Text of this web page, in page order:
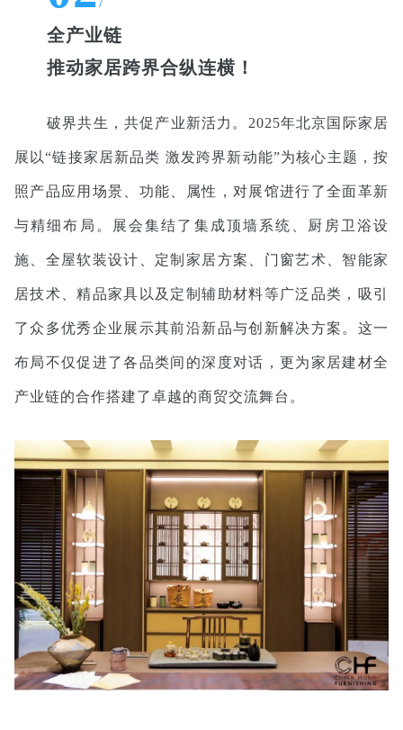
全产业链
推动家居跨界合纵连横！
破界共生，共促产业新活力。2025年北京国际家居
展以“链接家居新品类 激发跨界新动能”为核心主题，按
照产品应用场景、功能、属性，对展馆进行了全面革新
与精细布局。展会集结了集成顶墙系统、厨房卫浴设
施、全屋软装设计、定制家居方案、门窗艺术、智能家
居技术、精品家具以及定制辅助材料等广泛品类，吸引
了众多优秀企业展示其前沿新品与创新解决方案。这一
布局不仅促进了各品类间的深度对话，更为家居建材全
产业链的合作搭建了卓越的商贸交流舞台。